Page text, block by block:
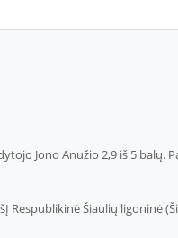
Jono Anužio 2,9 iš 5 balų.
Šiaulių ligoninė